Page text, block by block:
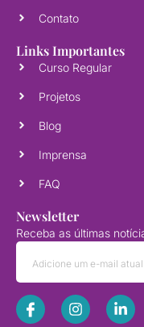
Contato
Links Importantes
Curso Regular
Projetos
Blog
Imprensa
FAQ
Newsletter
Receba as últimas